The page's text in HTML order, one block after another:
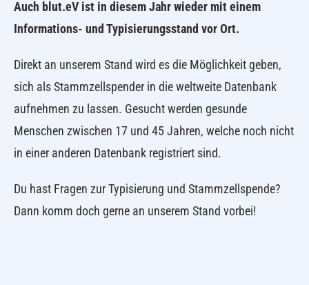
Auch blut.eV ist in diesem Jahr wieder mit einem
Informations- und Typisierungsstand vor Ort.
Direkt an unserem Stand wird es die Möglichkeit geben,
sich als Stammzellspender in die weltweite Datenbank
aufnehmen zu lassen. Gesucht werden gesunde
Menschen zwischen 17 und 45 Jahren, welche noch nicht
in einer anderen Datenbank registriert sind.
Du hast Fragen zur Typisierung und Stammzellspende?
Dann komm doch gerne an unserem Stand vorbei!